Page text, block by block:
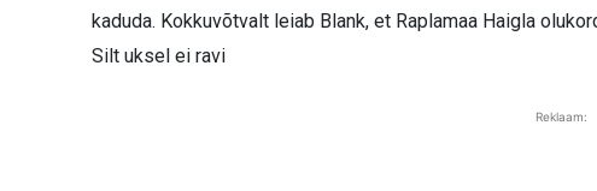
kaduda. Kokkuvõtvalt leiab Blank, et Raplamaa Haigla
Silt uksel ei ravi
Reklaam: